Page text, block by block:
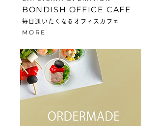
BONDISH OFFICE CAFE
毎日通いたくなるオフィスカフェ
MORE